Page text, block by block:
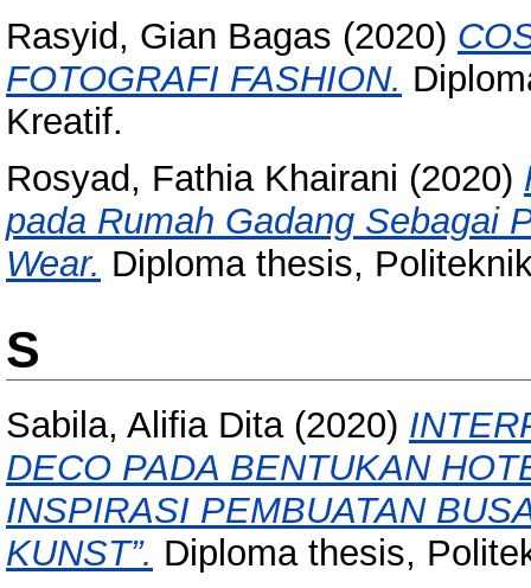
Rasyid, Gian Bagas (2020)
FOTOGRAFI FASHION.
Kreatif.
Rosyad, Fathia Khairani (2020)
pada Rumah Gadang Sebagai
Wear. Diploma thesis,
S
Sabila, Alifia Dita(2020)
DECO PADA BENTUKAN
INSPIRASI PEMBUATAN
KUNST”. Diploma thesis,